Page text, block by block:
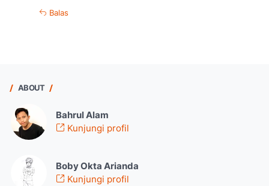
Balas
ABOUT
Bahrul Alam
Kunjungi profil
Boby Okta Arianda
Kunjungi profil